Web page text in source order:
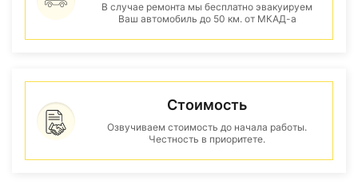
В случае ремонта мы бесплатно эвакуируем
Ваш автомобиль до 50 км. от МКАД-а
Стоимость
Озвучиваем стоимость до начала работы.
Честность в приоритете.